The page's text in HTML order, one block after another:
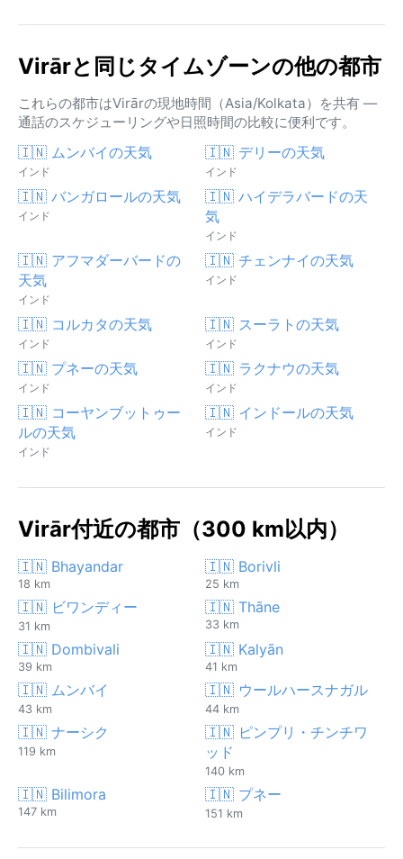
Virārと同じタイムゾーンの他の都市
これらの都市はVirārの現地時間（Asia/Kolkata）を共有 —
通話のスケジューリングや日照時間の比較に便利です。
🇮🇳 ムンバイの天気
インド
🇮🇳 デリーの天気
インド
🇮🇳 バンガロールの天気
インド
🇮🇳 ハイデラバードの天
気
インド
🇮🇳 アフマダーバードの
天気
インド
🇮🇳 チェンナイの天気
インド
🇮🇳 コルカタの天気
インド
🇮🇳 スーラトの天気
インド
🇮🇳 プネーの天気
インド
🇮🇳 ラクナウの天気
インド
🇮🇳 コーヤンブットゥー
ルの天気
インド
🇮🇳 インドールの天気
インド
Virār付近の都市（300 km以内）
🇮🇳 Bhayandar
18 km
🇮🇳 Borivli
25 km
🇮🇳 ビワンディー
31 km
🇮🇳 Thāne
33 km
🇮🇳 Dombivali
39 km
🇮🇳 Kalyān
41 km
🇮🇳 ムンバイ
43 km
🇮🇳 ウールハースナガル
44 km
🇮🇳 ナーシク
119 km
🇮🇳 ピンプリ・チンチワ
ッド
140 km
🇮🇳 Bilimora
147 km
🇮🇳 プネー
151 km